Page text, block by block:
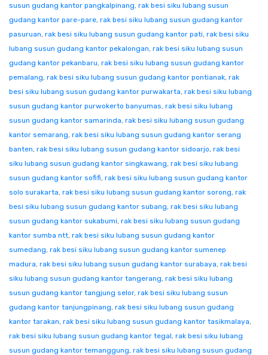
susun gudang kantor pangkalpinang, rak besi siku lubang susun
gudang kantor pare-pare, rak besi siku lubang susun gudang kantor
pasuruan, rak besi siku lubang susun gudang kantor pati, rak besi siku
lubang susun gudang kantor pekalongan, rak besi siku lubang susun
gudang kantor pekanbaru, rak besi siku lubang susun gudang kantor
pemalang, rak besi siku lubang susun gudang kantor pontianak, rak
besi siku lubang susun gudang kantor purwakarta, rak besi siku lubang
susun gudang kantor purwokerto banyumas, rak besi siku lubang
susun gudang kantor samarinda, rak besi siku lubang susun gudang
kantor semarang, rak besi siku lubang susun gudang kantor serang
banten, rak besi siku lubang susun gudang kantor sidoarjo, rak besi
siku lubang susun gudang kantor singkawang, rak besi siku lubang
susun gudang kantor sofifi, rak besi siku lubang susun gudang kantor
solo surakarta, rak besi siku lubang susun gudang kantor sorong, rak
besi siku lubang susun gudang kantor subang, rak besi siku lubang
susun gudang kantor sukabumi, rak besi siku lubang susun gudang
kantor sumba ntt, rak besi siku lubang susun gudang kantor
sumedang, rak besi siku lubang susun gudang kantor sumenep
madura, rak besi siku lubang susun gudang kantor surabaya, rak besi
siku lubang susun gudang kantor tangerang, rak besi siku lubang
susun gudang kantor tangjung selor, rak besi siku lubang susun
gudang kantor tanjungpinang, rak besi siku lubang susun gudang
kantor tarakan, rak besi siku lubang susun gudang kantor tasikmalaya,
rak besi siku lubang susun gudang kantor tegal, rak besi siku lubang
susun gudang kantor temanggung, rak besi siku lubang susun gudang